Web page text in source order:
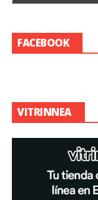
FACEBOOK
VITRINNEA